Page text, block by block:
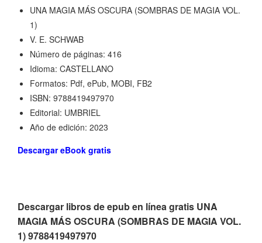
UNA MAGIA MÁS OSCURA (SOMBRAS DE MAGIA VOL.
1)
V. E. SCHWAB
Número de páginas: 416
Idioma: CASTELLANO
Formatos: Pdf, ePub, MOBI, FB2
ISBN: 9788419497970
Editorial: UMBRIEL
Año de edición: 2023
Descargar eBook gratis
Descargar libros de epub en línea gratis UNA
MAGIA MÁS OSCURA (SOMBRAS DE MAGIA VOL.
1) 9788419497970